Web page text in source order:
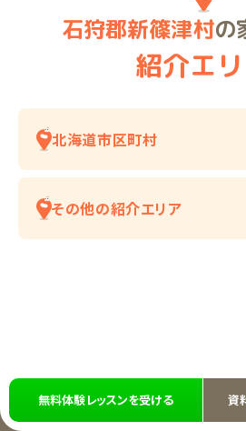
石狩郡新篠津村の
紹介エ
北海道市区町村
その他の紹介エリア
無料体験レッスンを受ける 資